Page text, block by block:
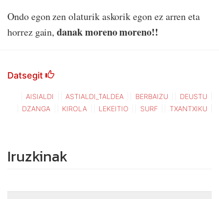
Ondo egon zen olaturik askorik egon ez arren eta
horrez gain,danak moreno moreno!!
Datsegit
AISIALDI ASTIALDI_TALDEA BERBAIZU
DEUSTU
DZANGA
KIROLA LEKEITIO SURF TXANTXIKU
Iruzkinak